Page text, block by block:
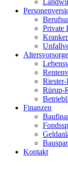
Private
Altersvorsorge
Rürup-
Finanzen
Kontakt